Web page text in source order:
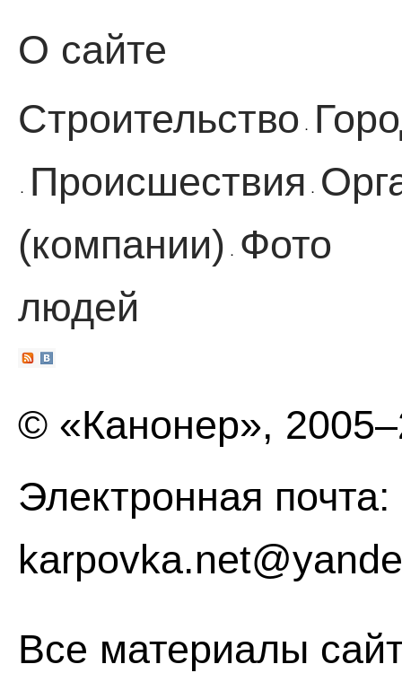
О сайте
Строительство ·
· Происшествия ·
(компании)
·
Фото
людей
© «Канонер»,
Электронная почта:
Все материалы